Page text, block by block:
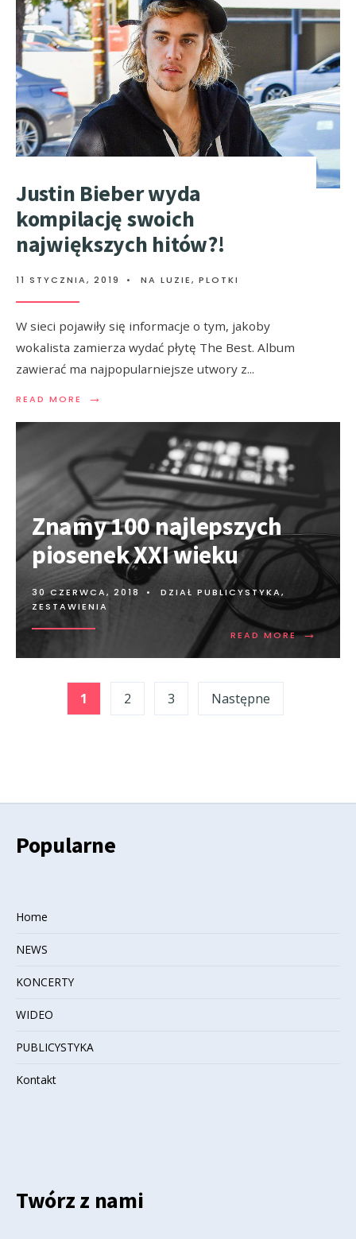
Justin Bieber wyda
kompilację swoich
największych hitów?!
11 STYCZNIA, 2019 • NA LUZIE, PLOTKI
W sieci pojawiły się informacje o tym, jakoby
wokalista zamierza wydać płytę The Best. Album
zawierać ma najpopularniejsze utwory z...
READ MORE →
Znamy 100 najlepszych
piosenek XXI wieku
30 CZERWCA, 2018 • DZIAŁ PUBLICYSTYKA,
ZESTAWIENIA
READ MORE →
Stronicowanie
wpisów
1 2 3 Następne
Popularne
Home
NEWS
KONCERTY
WIDEO
PUBLICYSTYKA
Kontakt
Twórz z nami